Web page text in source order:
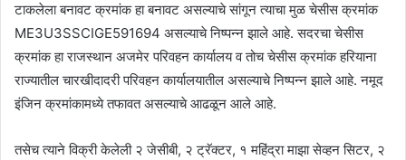
टाकलेला बनावट क्रमांक हा बनावट असल्याचे सांगून त्याचा मुळ चेसीस क्रमांक
ME3U3SSCIGE591694 असल्याचे निष्पन्न झाले आहे. सदरचा चेसीस
क्रमांक हा राजस्थान अजमेर परिवहन कार्यालय व तोच चेसीस क्रमांक हरियाना
राज्यातील चारखीदादरी परिवहन कार्यालयातील असल्याचे निष्पन्न झाले आहे. नमूद
इंजिन क्रमांकामध्ये तफावत असल्याचे आढळून आले आहे.
तसेच त्याने विक्री केलेली २ जेसीबी, २ ट्रॅक्टर, १ महिंद्रा माझा सेव्हन सिटर, २